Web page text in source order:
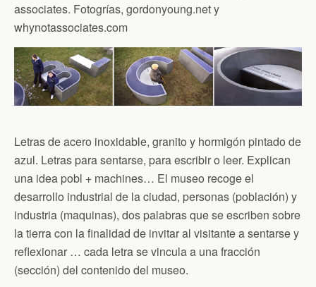
associates. Fotogrías, gordonyoung.net y
whynotassociates.com
Letras de acero inoxidable, granito y hormigón pintado de
azul. Letras para sentarse, para escribir o leer. Explican
una idea pobl + machines… El museo recoge el
desarrollo industrial de la ciudad, personas (población) y
industria (maquinas), dos palabras que se escriben sobre
la tierra con la finalidad de invitar al visitante a sentarse y
reflexionar … cada letra se vincula a una fracción
(sección) del contenido del museo.